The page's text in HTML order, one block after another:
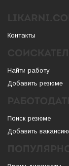
Контакты
Найти работу
Добавить резюме
Поиск резюме
Добавить вакансию